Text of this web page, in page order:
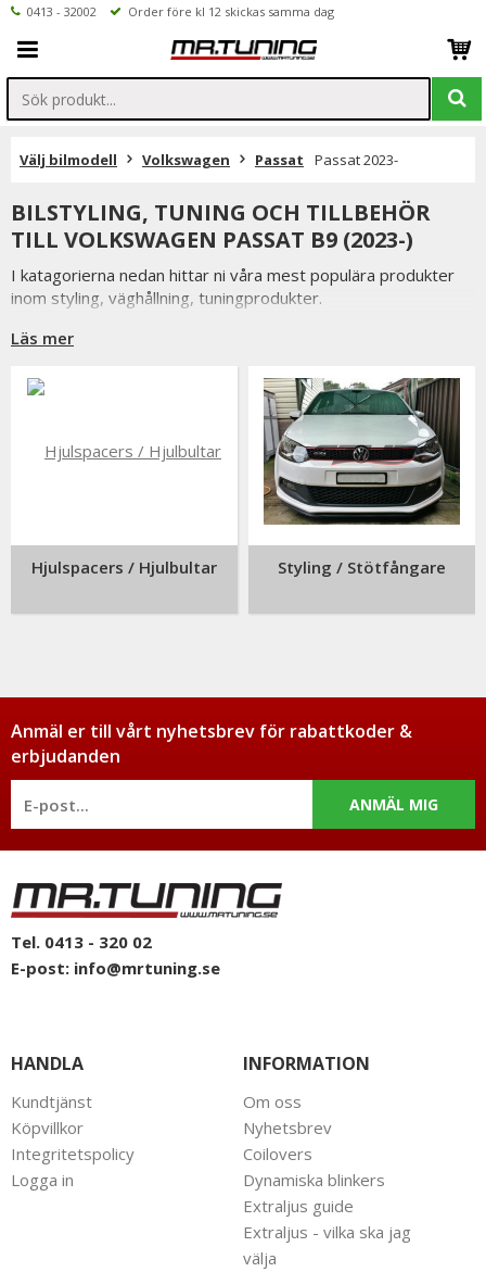
0413 - 32002 Order före kl 12 skickas samma dag
Välj bilmodell Volkswagen Passat Passat 2023-
BILSTYLING, TUNING OCH TILLBEHÖR
TILL VOLKSWAGEN PASSAT B9 (2023-)
I katagorierna nedan hittar ni våra mest populära produkter
inom styling, väghållning, tuningprodukter.
Är det något som du funderar över eller inte hittar i vårt
Till Volkswagen Passat B9 (2023-).
Läs mer
Hjulspacers / Hjulbultar Styling / Stötfångare
Anmäl er till vårt nyhetsbrev för rabattkoder &
erbjudanden
ANMÄL MIG
Tel. 0413 - 320 02
E-post: info@mrtuning.se
HANDLA
Kundtjänst
Köpvillkor
Integritetspolicy
Logga in
INFORMATION
Om oss
Nyhetsbrev
Coilovers
Dynamiska blinkers
Extraljus guide
Extraljus - vilka ska jag
välja